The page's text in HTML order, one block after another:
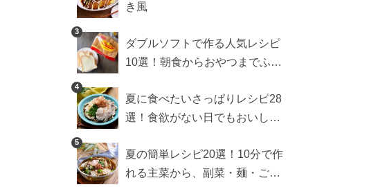
き風
3
ダブルソフトで作る人気レシピ
10選！朝食からおやつまでふん
4
夏に食べたいさっぱりレシピ28
選！食欲がない日でもおいしい
5
夏の簡単レシピ20選！10分で作
れる主菜から、副菜・麺・ごは